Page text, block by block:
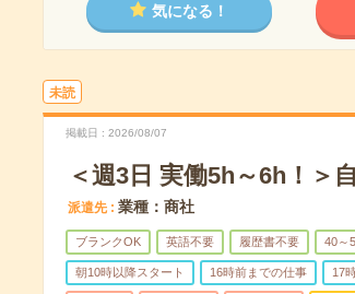
気になる！
未読
掲載日 2026/08/07
＜週3日 実働5h～6h！＞
派遣先 業種：商社
ブランクOK 英語不要 履歴書不要 40～
朝10時以降スタート 16時前までの仕事 17